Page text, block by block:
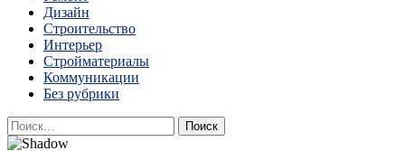
Строительство и ремонт
отличаются между собой.
Дизайн
Строительство
Интерьер
Стройматериалы
Коммуникации
Без рубрики
Найти: